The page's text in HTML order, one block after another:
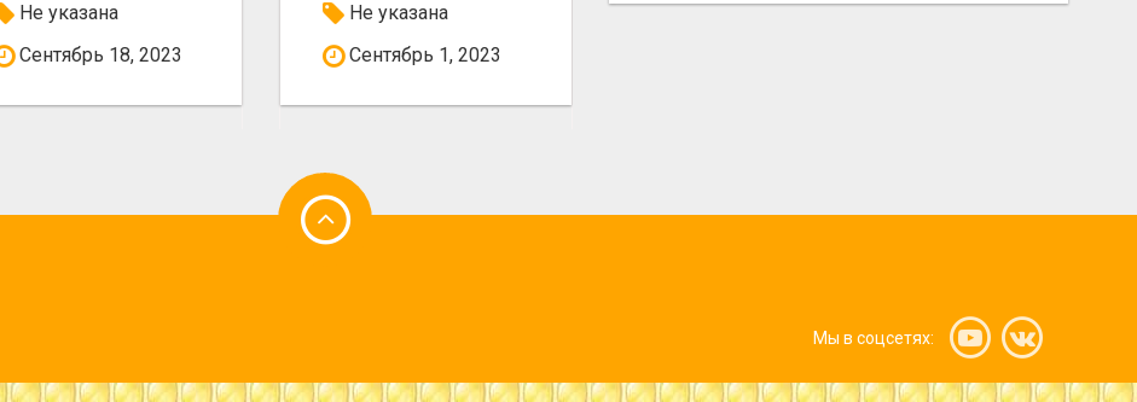
Не указана
Сентябрь 1, 2023
Не указана
Декабрь 10, 2023
Не указана
Не указана
Мы в соцсетях: